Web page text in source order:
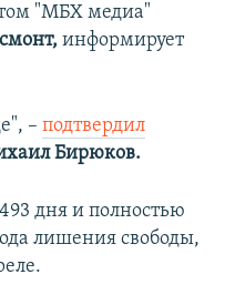
"МБХ медиа"
информирует
– подтвердил
Бирюков.
дня и полностью
лишения свободы,